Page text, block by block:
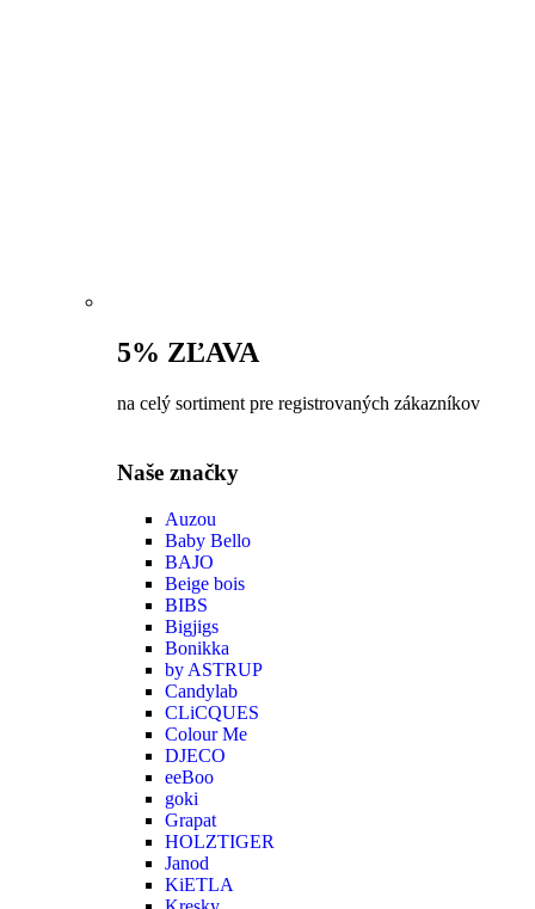
5% ZĽAVA
na celý sortiment pre registrovaných zákazníkov
Naše značky
Auzou
Baby Bello
BAJO
Beige bois
BIBS
Bigjigs
Bonikka
by ASTRUP
Candylab
CLiCQUES
Colour Me
DJECO
eeBoo
goki
Grapat
HOLZTIGER
Janod
KiETLA